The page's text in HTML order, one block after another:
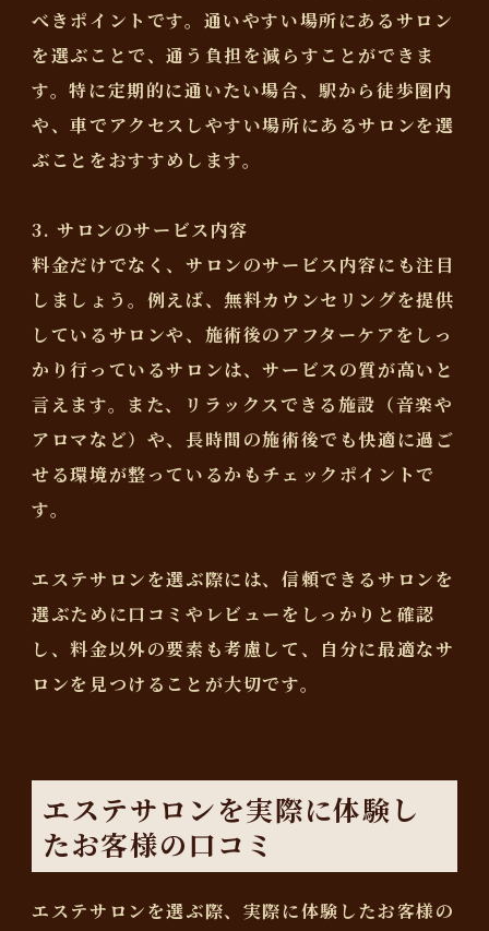
べきポイントです。通いやすい場所にあるサロン
を選ぶことで、通う負担を減らすことができま
す。特に定期的に通いたい場合、駅から徒歩圏内
や、車でアクセスしやすい場所にあるサロンを選
ぶことをおすすめします。
3. サロンのサービス内容
料金だけでなく、サロンのサービス内容にも注目
しましょう。例えば、無料カウンセリングを提供
しているサロンや、施術後のアフターケアをしっ
かり行っているサロンは、サービスの質が高いと
言えます。また、リラックスできる施設（音楽や
アロマなど）や、長時間の施術後でも快適に過ご
せる環境が整っているかもチェックポイントで
す。
エステサロンを選ぶ際には、信頼できるサロンを
選ぶために口コミやレビューをしっかりと確認
し、料金以外の要素も考慮して、自分に最適なサ
ロンを見つけることが大切です。
エステサロンを実際に体験し
たお客様の口コミ
エステサロンを選ぶ際、実際に体験したお客様の